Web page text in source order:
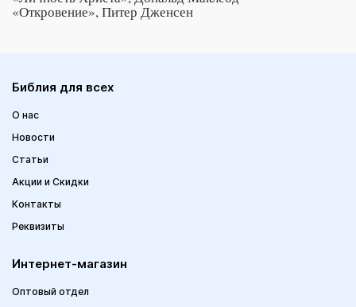
«Откровение», Питер Дженсен
Библия для всех
О нас
Новости
Статьи
Акции и Скидки
Контакты
Реквизиты
Интернет-магазин
Оптовый отдел